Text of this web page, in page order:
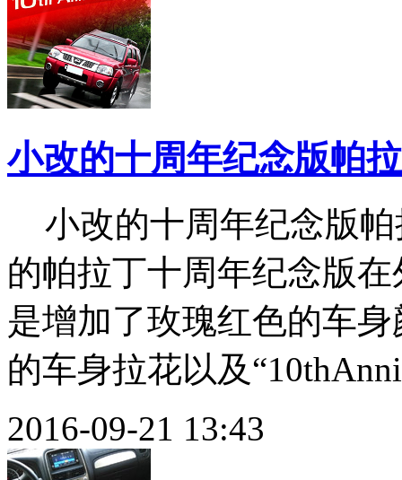
小改的十周年纪念版帕
小改的十周年纪念版
的帕拉丁十周年纪念版
是增加了玫瑰红色的车
的车身拉花以及
2016-09-21 13:43